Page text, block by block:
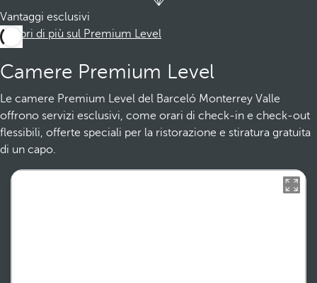
Vantaggi esclusivi
Scopri di più sul Premium Level
Camere Premium Level
Le camere Premium Level del Barceló Monterrey Valle
offrono servizi esclusivi, come orari di check-in e check-out
flessibili, offerte speciali per la ristorazione e stiratura gratuita
di un capo.